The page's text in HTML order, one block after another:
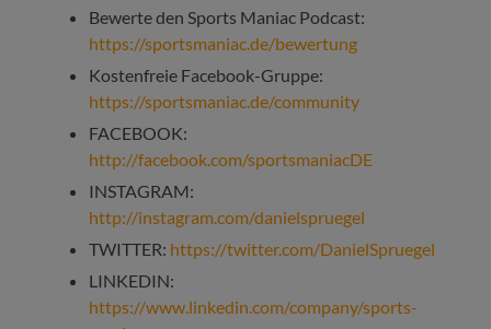
Bewerte den Sports Maniac Podcast:
https://sportsmaniac.de/bewertung
Kostenfreie Facebook-Gruppe:
https://sportsmaniac.de/community
FACEBOOK:
http://facebook.com/sportsmaniacDE
INSTAGRAM:
http://instagram.com/danielspruegel
TWITTER: https://twitter.com/DanielSpruegel
LINKEDIN:
https://www.linkedin.com/company/sports-